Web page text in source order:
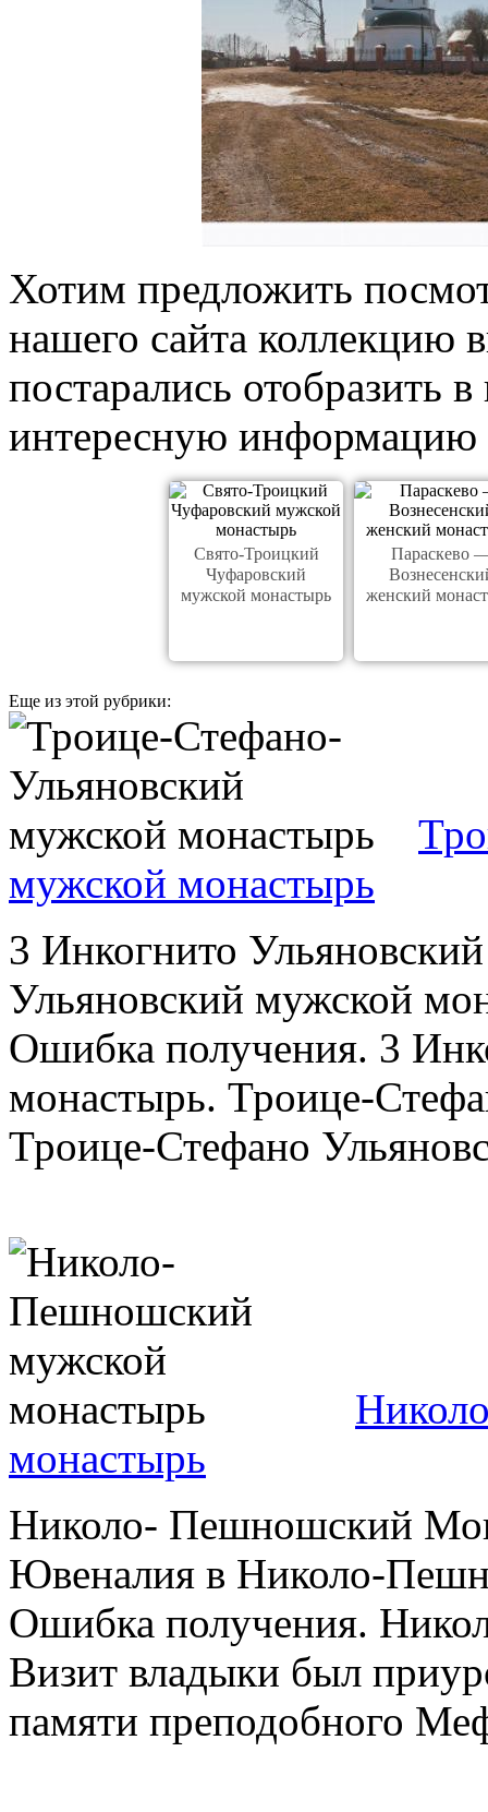
Хотим предложить
нашего сайта коллекцию
постарались отобразить
интересную информацию
Свято-Троицкий
Чуфаровский
мужской монастырь
Параскево
женский
Еще из этой рубрики:
мужской монастырь
3 Инкогнито
Ульяновский мужской
Ошибка получения. 3
монастырь. Троице-
Троице-Стефано
монастырь
Николо- Пешношский
Ювеналия в Николо-
Ошибка получения.
Визит владыки был
памяти преподобного